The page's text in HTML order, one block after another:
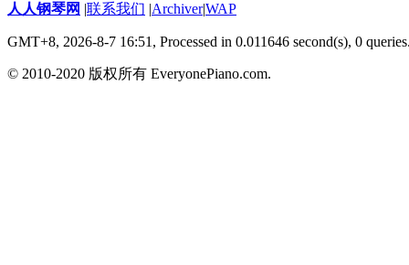
人人钢琴网 |联系我们 |Archiver|WAP
GMT+8, 2026-8-7 16:51, Processed in 0.011646 second(s), 0 queries
© 2010-2020 版权所有 EveryonePiano.com.